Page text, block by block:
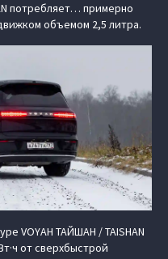
потребляет… примерно
объемом 2,5 литра.
VOYAH ТАЙШАН / TAISHAN
от сверхбыстрой